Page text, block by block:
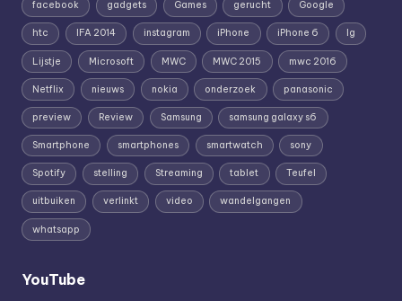
facebook gadgets Games gerucht Google
htc IFA 2014 instagram iPhone iPhone 6 lg
Lijstje Microsoft MWC MWC 2015 mwc 2016
Netflix nieuws nokia onderzoek panasonic
preview Review Samsung samsung galaxy s6
Smartphone smartphones smartwatch sony
Spotify stelling Streaming tablet Teufel
uitbuiken verlinkt video wandelgangen
whatsapp
YouTube